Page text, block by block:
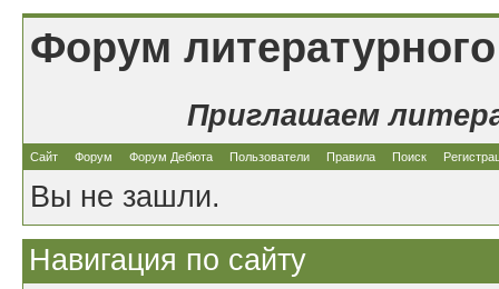
Форум
Приглашаем
Сайт Форум Форум Дебюта Пользователи Правила Поиск
Вы не зашли.
Навигация по сайту